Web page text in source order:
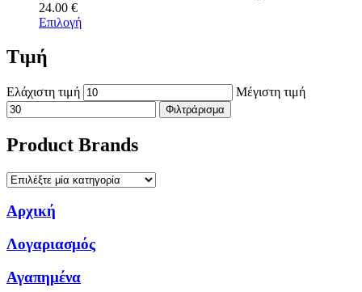
24.00 €
Επιλογή
Τιμή
Ελάχιστη τιμή Μέγιστη τιμή
Φιλτράρισμα
Product Brands
Αρχική
Λογαριασμός
Αγαπημένα